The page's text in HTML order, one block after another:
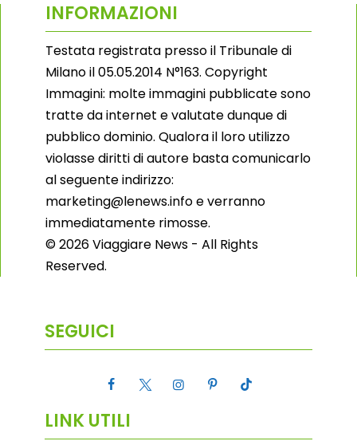
INFORMAZIONI
Testata registrata presso il Tribunale di
Milano il 05.05.2014 N°163. Copyright
Immagini: molte immagini pubblicate sono
tratte da internet e valutate dunque di
pubblico dominio. Qualora il loro utilizzo
violasse diritti di autore basta comunicarlo
al seguente indirizzo:
marketing@lenews.info e verranno
immediatamente rimosse.
© 2026 Viaggiare News - All Rights
Reserved.
SEGUICI
LINK UTILI